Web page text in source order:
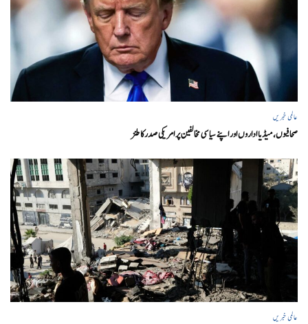
عالمی خبریں
صحافیوں، میڈیا اداروں اور اپنے سیاسی مخالفین پر امریکی صدرکا طنز
عالمی خبریں